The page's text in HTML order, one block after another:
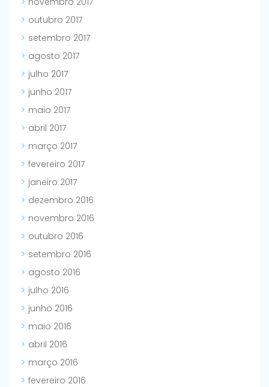
outubro 2017
setembro 2017
agosto 2017
julho 2017
junho 2017
maio 2017
abril 2017
março 2017
fevereiro 2017
janeiro 2017
dezembro 2016
novembro 2016
outubro 2016
setembro 2016
agosto 2016
julho 2016
junho 2016
maio 2016
abril 2016
março 2016
fevereiro 2016